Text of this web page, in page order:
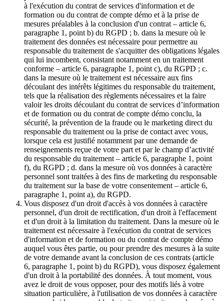
à l'exécution du contrat de services d'information et de
formation ou du contrat de compte démo et à la prise de
mesures préalables à la conclusion d'un contrat – article 6,
paragraphe 1, point b) du RGPD ; b. dans la mesure où le
traitement des données est nécessaire pour permettre au
responsable du traitement de s'acquitter des obligations légales
qui lui incombent, consistant notamment en un traitement
conforme – article 6, paragraphe 1, point c), du RGPD ; c.
dans la mesure où le traitement est nécessaire aux fins
découlant des intérêts légitimes du responsable du traitement,
tels que la réalisation des règlements nécessaires et la faire
valoir les droits découlant du contrat de services d’information
et de formation ou du contrat de compte démo conclu, la
sécurité, la prévention de la fraude ou le marketing direct du
responsable du traitement ou la prise de contact avec vous,
lorsque cela est justifié notamment par une demande de
renseignements reçue de votre part et par le champ d’activité
du responsable du traitement – article 6, paragraphe 1, point
f), du RGPD ; d. dans la mesure où vos données à caractère
personnel sont traitées à des fins de marketing du responsable
du traitement sur la base de votre consentement – article 6,
paragraphe 1, point a), du RGPD.
Vous disposez d'un droit d'accès à vos données à caractère
personnel, d'un droit de rectification, d'un droit à l'effacement
et d'un droit à la limitation du traitement. Dans la mesure où le
traitement est nécessaire à l'exécution du contrat de services
d'information et de formation ou du contrat de compte démo
auquel vous êtes partie, ou pour prendre des mesures à la suite
de votre demande avant la conclusion de ces contrats (article
6, paragraphe 1, point b) du RGPD), vous disposez également
d'un droit à la portabilité des données. À tout moment, vous
avez le droit de vous opposer, pour des motifs liés à votre
situation particulière, à l'utilisation de vos données à caractère